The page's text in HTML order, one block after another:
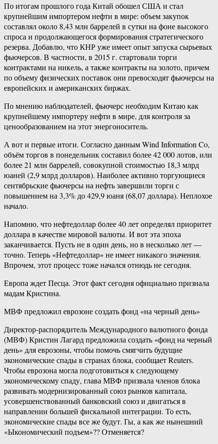
По итогам прошлого года Китай обошел США и стал
крупнейшим импортером нефти в мире: объем закупок
составлял около 8,43 млн баррелей в сутки на фоне высокого
спроса и продолжающегося формирования стратегического
резерва. Добавлю, что КНР уже имеет опыт запуска сырьевых
фьючерсов. В частности, в 2015 г. стартовали торги
контрактами на никель, а также контракты на золото, причем
по объему физических поставок они превосходят фьючерсы на
европейских и американских биржах.
По мнению наблюдателей, фьючерс необходим Китаю как
крупнейшему импортеру нефти в мире, для контроля за
ценообразованием на этот энергоноситель.
А вот и первые итоги. Согласно данным Wind Information Co,
объём торгов в понедельник составил более 42 000 лотов, или
более 21 млн баррелей, совокупной стоимостью 18,3 млрд
юаней (2,9 млрд долларов). Наиболее активно торгующиеся
сентябрьские фьючерсы на нефть завершили торги с
повышением на 3,3% до 429,9 юаня (68,07 доллара). Неплохое
начало.
Напомню, что нефтедоллар более 40 лет определял приоритет
доллара в качестве мировой валюты. И вот эта эпоха
заканчивается. Пусть не в один день, но в несколько лет —
точно. Теперь «Нефтедоллар» не имеет никакого значения.
Впрочем, этот процесс тоже начался отнюдь не сегодня.
Европа ждет Песца. Этот факт сегодня официально признала
мадам Кристина.
МВФ предложил еврозоне создать фонд «на черный день»
Директор-распорядитель Международного валютного фонда
(МВФ) Кристин Лагард предложила создать «фонд на черный
день» для еврозоны, чтобы помочь смягчить будущие
экономические спады в странах блока, сообщает Reuters.
Чтобы еврозона могла подготовиться к следующему
экономическому спаду, глава МВФ призвала членов блока
развивать модернизированный союз рынков капитала,
усовершенствованный банковский союз и двигаться в
направлении большей фискальной интеграции. То есть,
экономические спады все же будут. Гы, а как же нынешний
«Ыкономический подъем»?? Отменяется?